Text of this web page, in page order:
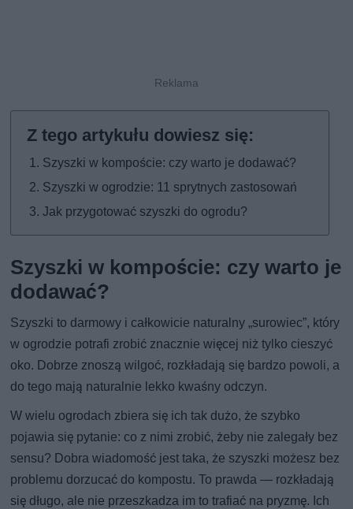
Szyszki w kompoście: czy warto je dodawać?
Szyszki w ogrodzie: 11 sprytnych zastosowań
Jak przygotować szyszki do ogrodu?
Szyszki w kompoście: czy warto je
dodawać?
Szyszki to darmowy i całkowicie naturalny „surowiec”, który
w ogrodzie potrafi zrobić znacznie więcej niż tylko cieszyć
oko. Dobrze znoszą wilgoć, rozkładają się bardzo powoli, a
do tego mają naturalnie lekko kwaśny odczyn.
W wielu ogrodach zbiera się ich tak dużo, że szybko
pojawia się pytanie: co z nimi zrobić, żeby nie zalegały bez
sensu? Dobra wiadomość jest taka, że szyszki możesz bez
problemu dorzucać do kompostu. To prawda — rozkładają
się długo, ale nie przeszkadza im to trafiać na pryzmę. Ich